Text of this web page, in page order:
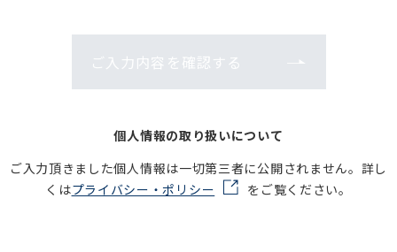
ご入力内容を確認する
個人情報の取り扱いについて
ご入力頂きました個人情報は一切第三者に公開されません。詳し
くはプライバシー・ポリシー をご覧ください。